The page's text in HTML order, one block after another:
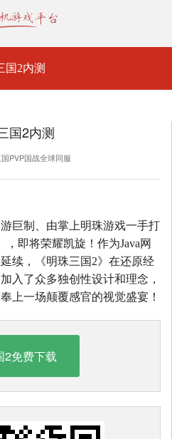
国2内测
国2内测
PVP国战全球同服
巨制、由掌上明珠游戏一手打
即将荣耀凯旋！作为Java网
续，《明珠三国2》在还原经
入了众多独创性设计和理念，
上一场颠覆感官的视觉盛宴！
2免费下载